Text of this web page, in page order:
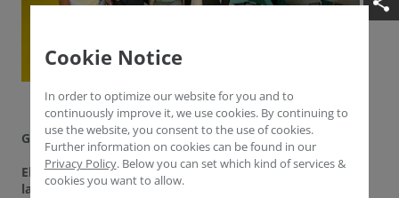
GREENTECH 2022 AMSTERDAM
El lugar de encuentro mundial para los profesionales de
la horticultura 14 - 16 de junio de 2022, Ámsterdam
Cookie Notice
In order to optimize our website for you and to
continuously improve it, we use cookies. By continuing to
use the website, you consent to the use of cookies.
Further information on cookies can be found in our
Privacy Policy. Below you can set which kind of services &
cookies you want to allow.